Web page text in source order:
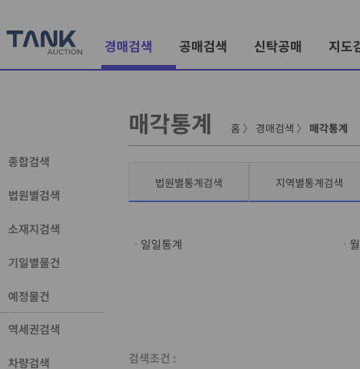
경매검색 공매검색 신탁공매 지도
종합검색
법원별검색
소재지검색
기일별물건
예정물건
역세권검색
차량검색
매각통계 홈 〉 경매검색 〉 매각통계
법원별통계검색 지역별통계검색
일일통계
검색조건 :